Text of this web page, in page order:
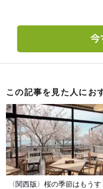
この記事を見た人にお
〈関西版〉桜の季節はもう